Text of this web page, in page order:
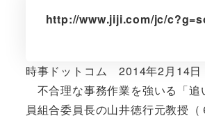
http://www.jiji.com/jc/
時事ドットコム 2014年2月14日
不合理な事務作業を強いる「追
員組合委員長の山井徳行元教授